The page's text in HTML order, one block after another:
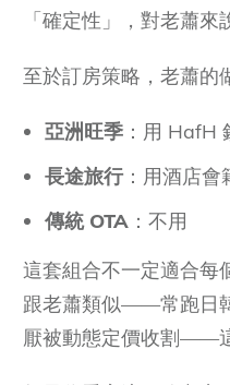
「確定性」，對老蕭來
至於訂房策略，老蕭的
亞洲旺季 ：用 HafH
長途旅行：用酒店會
傳統OTA ：不用
這套組合不一定適合每
跟老蕭類似——常跑日
厭被動態定價收割——